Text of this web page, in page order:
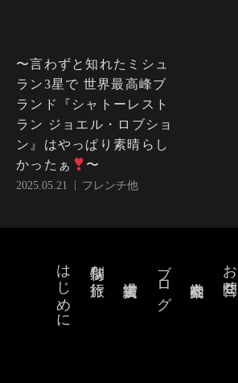
〜言わずと知れたミシュ
ラン3星で 世界最高峰ブ
ランド『シャトーレスト
ラン ジョエル・ロブショ
ン』はやっぱり素晴らし
かったぁ
〜
2025.05.21 フレンチ他
お問合せ
ブログ
特別な旅行
はじめに